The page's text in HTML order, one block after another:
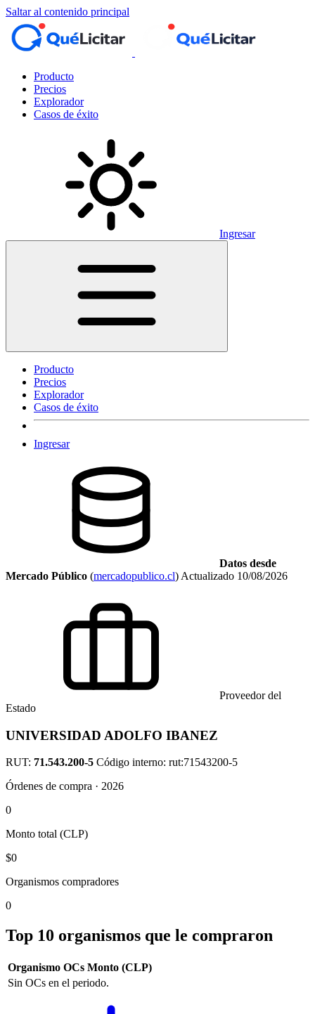
Saltar al contenido principal
Producto
Precios
Explorador
Casos de éxito
Ingresar
Producto
Precios
Explorador
Casos de éxito
Ingresar
Datos desde
Mercado Público (mercadopublico.cl) Actualizado 10/08/2026
Proveedor del
Estado
UNIVERSIDAD ADOLFO IBANEZ
RUT: 71.543.200-5 Código interno: rut:71543200-5
Órdenes de compra · 2026
0
Monto total (CLP)
$0
Organismos compradores
0
Top 10 organismos que le compraron
Organismo OCs Monto (CLP)
Sin OCs en el periodo.